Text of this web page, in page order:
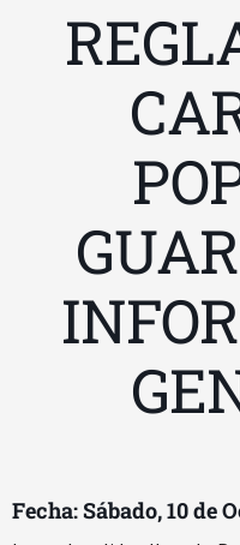
Fecha: Sábado, 10 de